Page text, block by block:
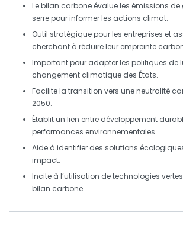
Lebilan carbone évalue les émissions de
serrepour informer les actions climat.
Outil stratégique pour les entreprises et
cherchant à réduire leur empreinte
Important pour adapter les politiques de
changement climatique des États.
Facilite la transition vers uneneutralité
2050.
Établit un lien entre développement
performances environnementales.
Aide à identifier des solutions
impact.
Incite à l’utilisation detechnologies vertes
bilan carbone.